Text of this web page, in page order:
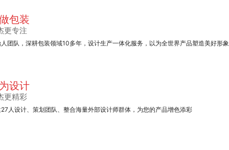
精装书籍画册定制
包装
更专注
团队，深耕包装领域10多年，设计生产一体化服务，以为全世界产品塑造美好形
设计
更精彩
人设计、策划团队、整合海量外部设计师群体，为您的产品增色添彩